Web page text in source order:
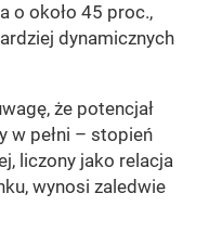
o około 45 proc.,
dynamicznych
że potencjał
w pełni – stopień
liczony jako relacja
wynosi zaledwie